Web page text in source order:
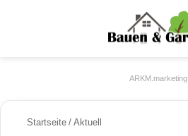
ARKM.marketing
Startseite / Aktuell